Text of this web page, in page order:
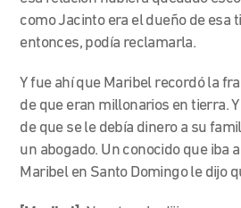
como Jacinto era el dueño de esa
entonces, podía reclamarla.
Y fue ahí que Maribel recordó la
de que eran millonarios en tierra.
de que se le debía dinero a su
un abogado. Un conocido que iba
Maribel en Santo Domingo le dijo